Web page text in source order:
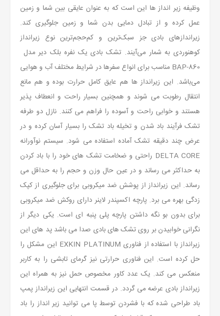
وظیفه زیر انداز ها این است که به عنوان عایقی بین شما و زمین
عمل کرده و از تبادل دمایی بدن شما و زمین جلوگیری کند.
زیراندازهای بادی جز سبک‌ترین و کم‌حجم‌ترین نوع زیرانداز
کوهنوردی به شمار می‌آیند. تشک بادی یک نفره بلک دیر مدل
BAP-860 مناسب برای انواع سفرها در شرایط مختلف آب و هوایی
می‌باشد. این زیرانداز ها هم عایق کامل حرارت بوده و هم مانع
انتقال رطوبت می شوند و همچنین بسیار راحت و انعطاف پذیر
هستند و خوابی راحت و آسوده را فراهم می کنند. نازل دو طرفه
تشک فرآیند باد شدن و تخیله باد تشک را بسیار آسان کرده و در
عرض چند دقیقه تشک آماده استفاده می شود. سیستم نوآورانه
DELTA CORE راحتی و ضخامت تشک های خود را با باد کردن
به حداکثر می رساند و در عین حال وزن و حجم را به حداقل می
رساند. این زیرانداز از پوشش ضد میکروبی برای جلوگیری از کپک
زدگی بهره می برد. پارچه اکسپندر لاینر دارای روکش ضد میکروبی
برای بدون بو نگه داشتن پارچه پلی پنبه ای است. یکی دیگر از
نگرانی خوابیدن بر روی تشک های بادی صدا می باشد پد های این
زیرانداز با استفاده از فناوری EXKIN PLATINUM این مشکل را
حل کرده است. این فناوری حرارتی نیز گرمای تابشی را به کاربر
منعکس می کند. یک عدد کاور مخصوص حمل نیز به همراه این
زیرانداز بادی عرضه می گردد. در قسمت انتهایی این زیرانداز پمپ
باد طراحی شده که با فشردن توسط پا می توانید زیر انداز را باد